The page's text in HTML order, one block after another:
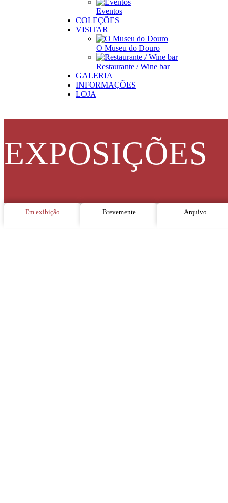
Eventos
COLEÇÕES
VISITAR
O Museu do Douro
Restaurante / Wine bar
GALERIA
INFORMAÇÕES
LOJA
EXPOSIÇÕES
Em exibição Brevemente Arquivo